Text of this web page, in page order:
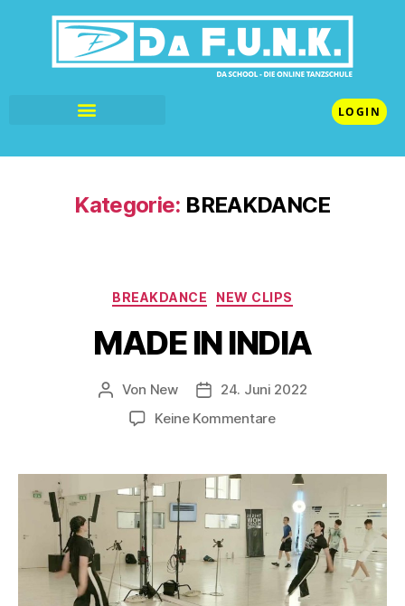
LOGIN
Kategorie: BREAKDANCE
BREAKDANCE NEW CLIPS
MADE IN INDIA
Von New
24. Juni 2022
Keine Kommentare